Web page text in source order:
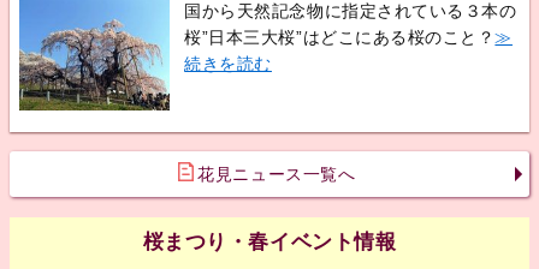
国から天然記念物に指定されている３本の
桜”日本三大桜”はどこにある桜のこと？≫
続きを読む
花見ニュース一覧へ
桜まつり・春イベント情報